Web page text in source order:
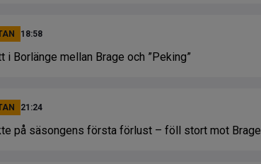
18:58
i Borlänge mellan Brage och ”Peking”
21:24
på säsongens första förlust – föll stort mot Brage